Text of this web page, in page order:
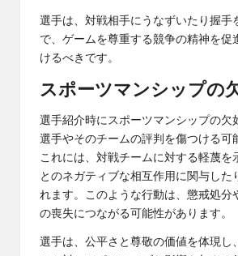
選手は、対戦相手にうなずいたり握手
で、ゲームを尊重する競争の精神を促
けるべきです。
スポーツマンシップの
選手紹介時にスポーツマンシップの欠
選手やそのチームの評判を傷つける可
これには、対戦チームに対する軽蔑を
とのネガティブな相互作用に関与した
れます。このような行動は、懲戒処分
の喪失につながる可能性があります。
選手は、公平さと尊敬の価値を体現し